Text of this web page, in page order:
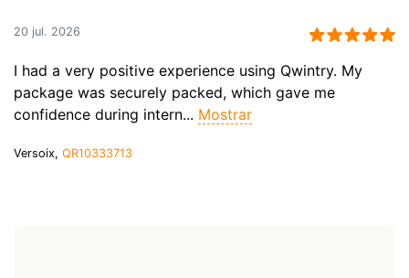
20 jul. 2026
I had a very positive experience using Qwintry. My
package was securely packed, which gave me
confidence during intern... Mostrar
Versoix, QR10333713